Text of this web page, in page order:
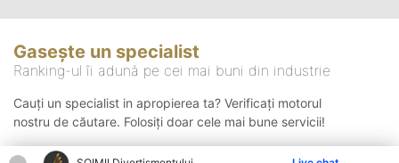
Gasește un specialist
Ranking-ul îi adună pe cei mai buni din industrie
Cauți un specialist in apropierea ta? Verificați motorul
nostru de căutare. Folosiți doar cele mai bune servicii!